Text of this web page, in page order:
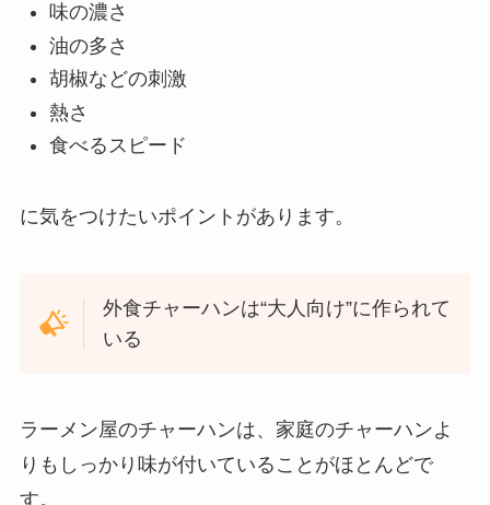
味の濃さ
油の多さ
胡椒などの刺激
熱さ
食べるスピード
に気をつけたいポイントがあります。
外食チャーハンは“大人向け”に作られて
いる
ラーメン屋のチャーハンは、家庭のチャーハンよ
りもしっかり味が付いていることがほとんどで
す。